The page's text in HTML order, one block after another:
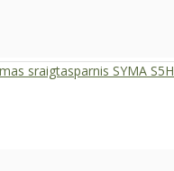
sraigtasparnis SYMA